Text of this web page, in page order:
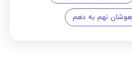
نهم به دهم